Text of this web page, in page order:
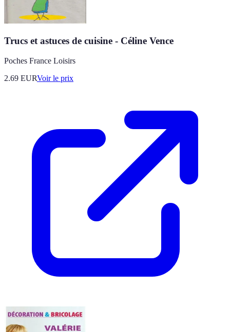
Trucs et astuces de cuisine - Céline Vence
Poches France Loisirs
2.69 EURVoir le prix